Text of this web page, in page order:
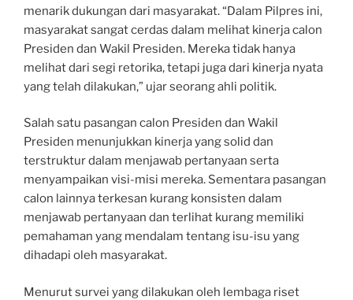
menarik dukungan dari masyarakat. “Dalam Pilpres ini,
masyarakat sangat cerdas dalam melihat kinerja calon
Presiden dan Wakil Presiden. Mereka tidak hanya
melihat dari segi retorika, tetapi juga dari kinerja nyata
yang telah dilakukan,” ujar seorang ahli politik.
Salah satu pasangan calon Presiden dan Wakil
Presiden menunjukkan kinerja yang solid dan
terstruktur dalam menjawab pertanyaan serta
menyampaikan visi-misi mereka. Sementara pasangan
calon lainnya terkesan kurang konsisten dalam
menjawab pertanyaan dan terlihat kurang memiliki
pemahaman yang mendalam tentang isu-isu yang
dihadapi oleh masyarakat.
Menurut survei yang dilakukan oleh lembaga riset